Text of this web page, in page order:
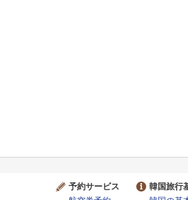
予約サービス
韓国旅行